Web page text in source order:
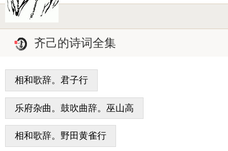
齐己的诗词全集
相和歌辞。君子行
乐府杂曲。鼓吹曲辞。巫山高
相和歌辞。野田黄雀行